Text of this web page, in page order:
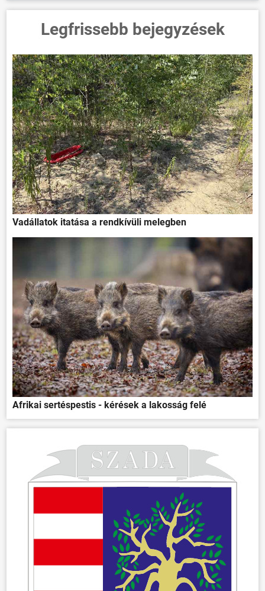
Legfrissebb bejegyzések
Vadállatok itatása a rendkívüli melegben
Afrikai sertéspestis - kérések a lakosság felé